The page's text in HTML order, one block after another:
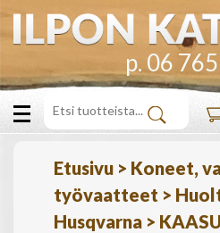
p. 06
Etusivu > Koneet,
työvaatteet >
Husqvarna >